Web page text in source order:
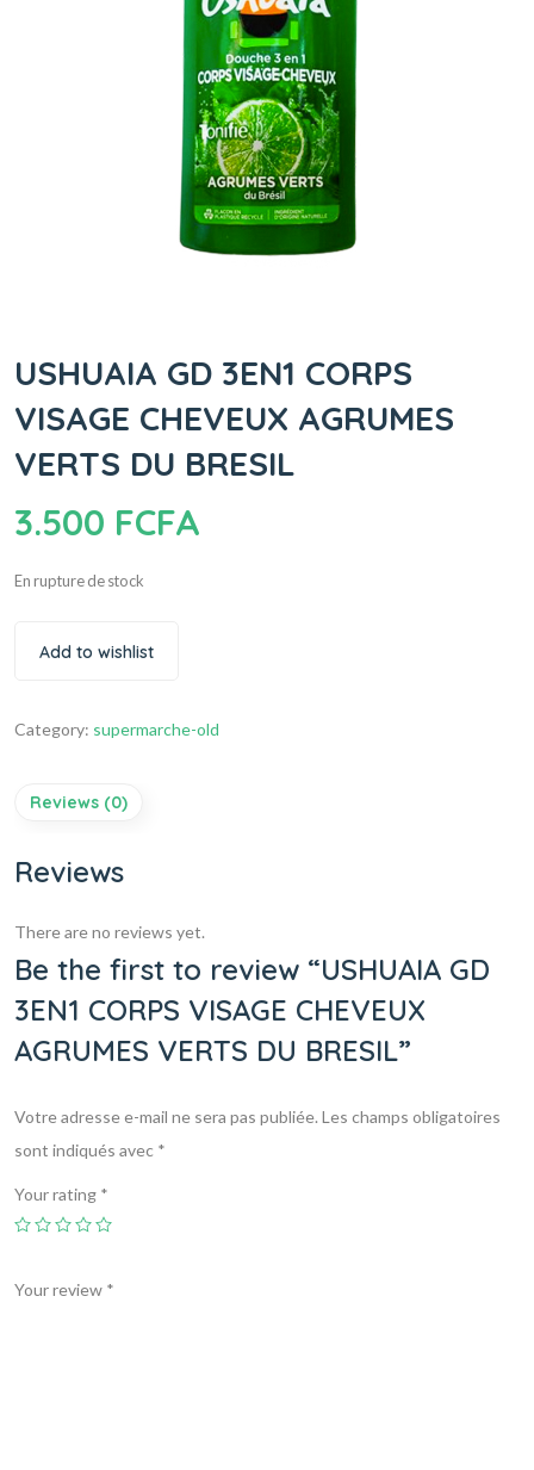
USHUAIA GD 3EN1 CORPS
VISAGE CHEVEUX AGRUMES
VERTS DU BRESIL
3.500 FCFA
En rupture de stock
Add to wishlist
Category: supermarche-old
Reviews (0)
Reviews
There are no reviews yet.
Be the first to review “USHUAIA GD
3EN1 CORPS VISAGE CHEVEUX
AGRUMES VERTS DU BRESIL”
Votre adresse e-mail ne sera pas publiée.Les champs obligatoires
sont indiqués avec *
Your rating *
Your review *